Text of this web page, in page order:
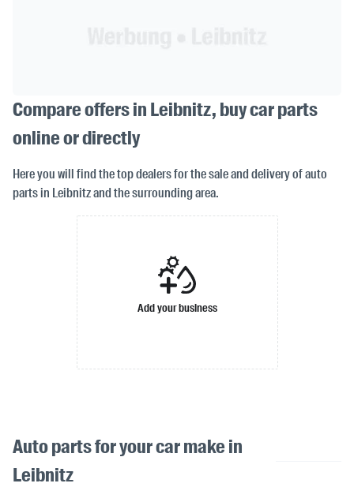
Compare offers in Leibnitz, buy car parts
online or directly
Here you will find the top dealers for the sale and delivery of auto
parts in Leibnitz and the surrounding area.
Add your business
Auto parts for your car make in
Leibnitz